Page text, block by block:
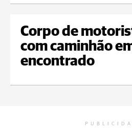
Corpo de
com caminhão
encontrado